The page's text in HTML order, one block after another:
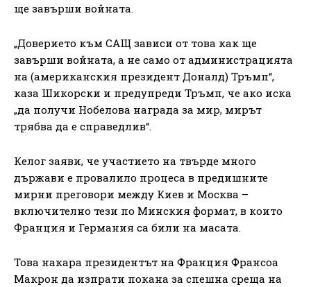
ще завърши войната.
„Доверието към САЩ зависи от това как ще
завърши войната, а не само от администрацията
на (американския президент Доналд) Тръмп“,
каза Шикорски и предупреди Тръмп, че ако иска
„да получи Нобелова награда за мир, мирът
трябва да е справедлив“.
Келог заяви, че участието на твърде много
държави е провалило процеса в предишните
мирни преговори между Киев и Москва –
включително тези по Минския формат, в които
Франция и Германия са били на масата.
Това накара президентът на Франция Франсоа
Макрон да изпрати покана за спешна среща на